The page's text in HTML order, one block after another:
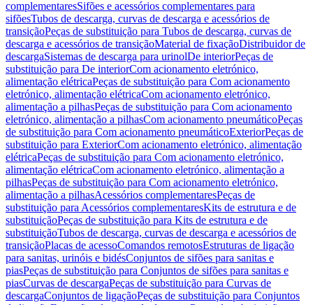
complementaresSifões e acessórios complementares para
sifõesTubos de descarga, curvas de descarga e acessórios de
transiçãoPeças de substituição para Tubos de descarga, curvas de
descarga e acessórios de transiçãoMaterial de fixaçãoDistribuidor de
descargaSistemas de descarga para urinolDe interiorPeças de
substituição para De interiorCom acionamento eletrónico,
alimentação elétricaPeças de substituição para Com acionamento
eletrónico, alimentação elétricaCom acionamento eletrónico,
alimentação a pilhasPeças de substituição para Com acionamento
eletrónico, alimentação a pilhasCom acionamento pneumáticoPeças
de substituição para Com acionamento pneumáticoExteriorPeças de
substituição para ExteriorCom acionamento eletrónico, alimentação
elétricaPeças de substituição para Com acionamento eletrónico,
alimentação elétricaCom acionamento eletrónico, alimentação a
pilhasPeças de substituição para Com acionamento eletrónico,
alimentação a pilhasAcessórios complementaresPeças de
substituição para Acessórios complementaresKits de estrutura e de
substituiçãoPeças de substituição para Kits de estrutura e de
substituiçãoTubos de descarga, curvas de descarga e acessórios de
transiçãoPlacas de acessoComandos remotosEstruturas de ligação
para sanitas, urinóis e bidésConjuntos de sifões para sanitas e
piasPeças de substituição para Conjuntos de sifões para sanitas e
piasCurvas de descargaPeças de substituição para Curvas de
descargaConjuntos de ligaçãoPeças de substituição para Conjuntos